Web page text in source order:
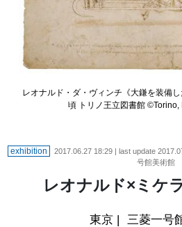
レオナルド・ダ・ヴィンチ《大鎌を装備
頃 トリノ王立図書館
exhibition 2017.06.27 18:29| last update
号館美術館
レオナルド×ミケ
東京 | 三菱一号